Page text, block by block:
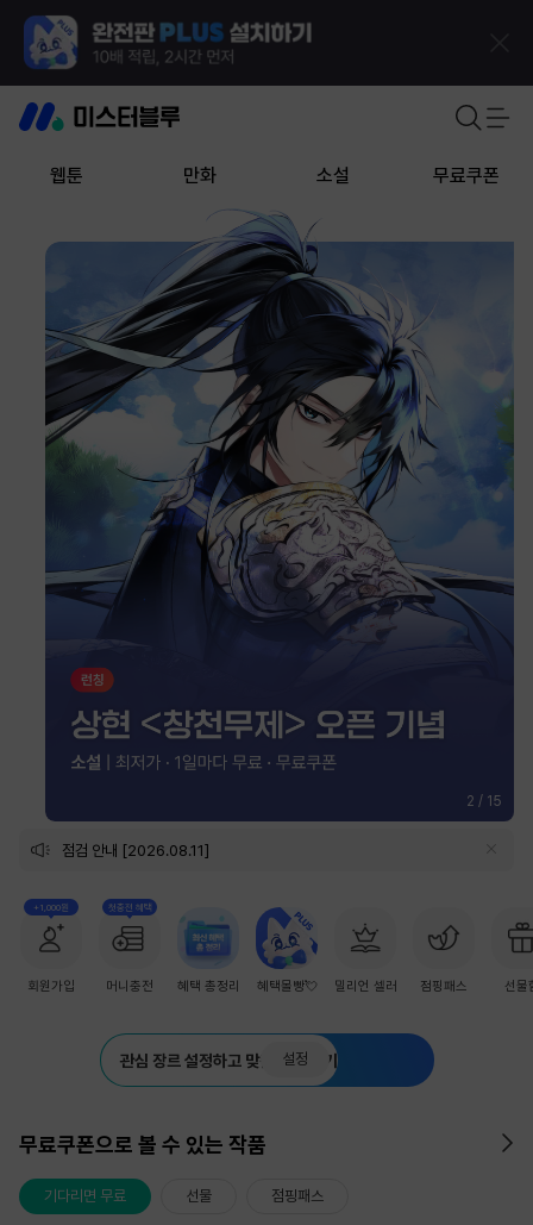
웹툰 만화 소설 무료쿠폰
2 / 15
점검 안내 [2026.08.11]
+1,000원
회원가입
첫충전 혜택
머니충전 혜택 총정리 혜택몰빵💘 밀리언 셀러 점핑패스 선물
관심 장르 설정하고 맞춤 추천 받기
설정
무료쿠폰으로 볼 수 있는 작품
기다리면 무료 선물 점핑패스